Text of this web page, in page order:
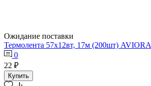
Ожидание поставки
Термолента 57х12вт, 17м (200шт) AVIORA
0
22 ₽
Купить